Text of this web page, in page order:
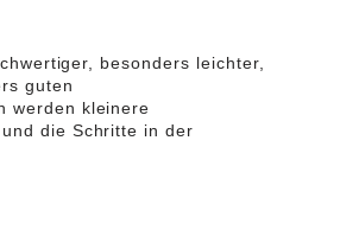
besonders leichter,
guten
werden kleinere
die Schritte in der